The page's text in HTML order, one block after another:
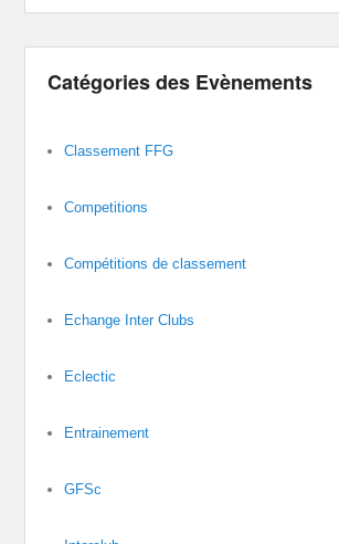
Catégories des Evènements
Classement FFG
Competitions
Compétitions de classement
Echange Inter Clubs
Eclectic
Entrainement
GFSc